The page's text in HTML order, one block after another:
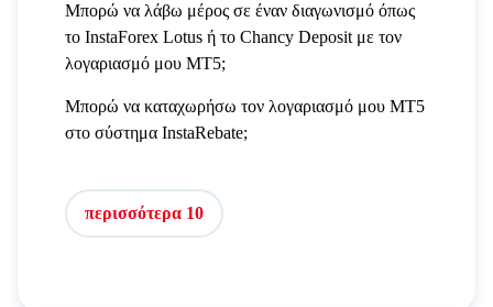
Μπορώ να λάβω μέρος σε έναν διαγωνισμό όπως
το InstaForex Lotus ή το Chancy Deposit με τον
λογαριασμό μου MT5;
Μπορώ να καταχωρήσω τον λογαριασμό μου MT5
στο σύστημα InstaRebate;
περισσότερα 10